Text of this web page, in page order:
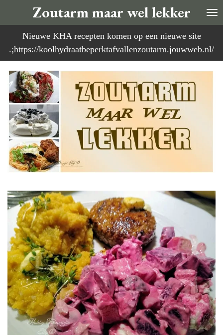
direct
naar
de
Zoutarm maar wel lekker
Nieuwe KHA recepten komen op een nieuwe site
.;https://koolhydraatbeperktafvallenzoutarm.jouwweb.nl/